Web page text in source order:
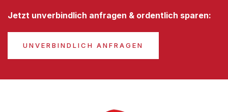
Jetzt unverbindlich anfragen & ordentlich sparen:
UNVERBINDLICH ANFRAGEN